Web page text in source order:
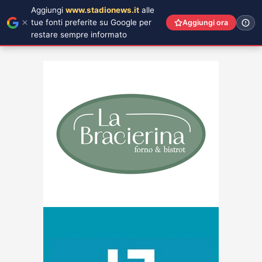
Aggiungi www.stadionews.it alle
tue fonti preferite su Google per
restare sempre informato
Aggiungi ora